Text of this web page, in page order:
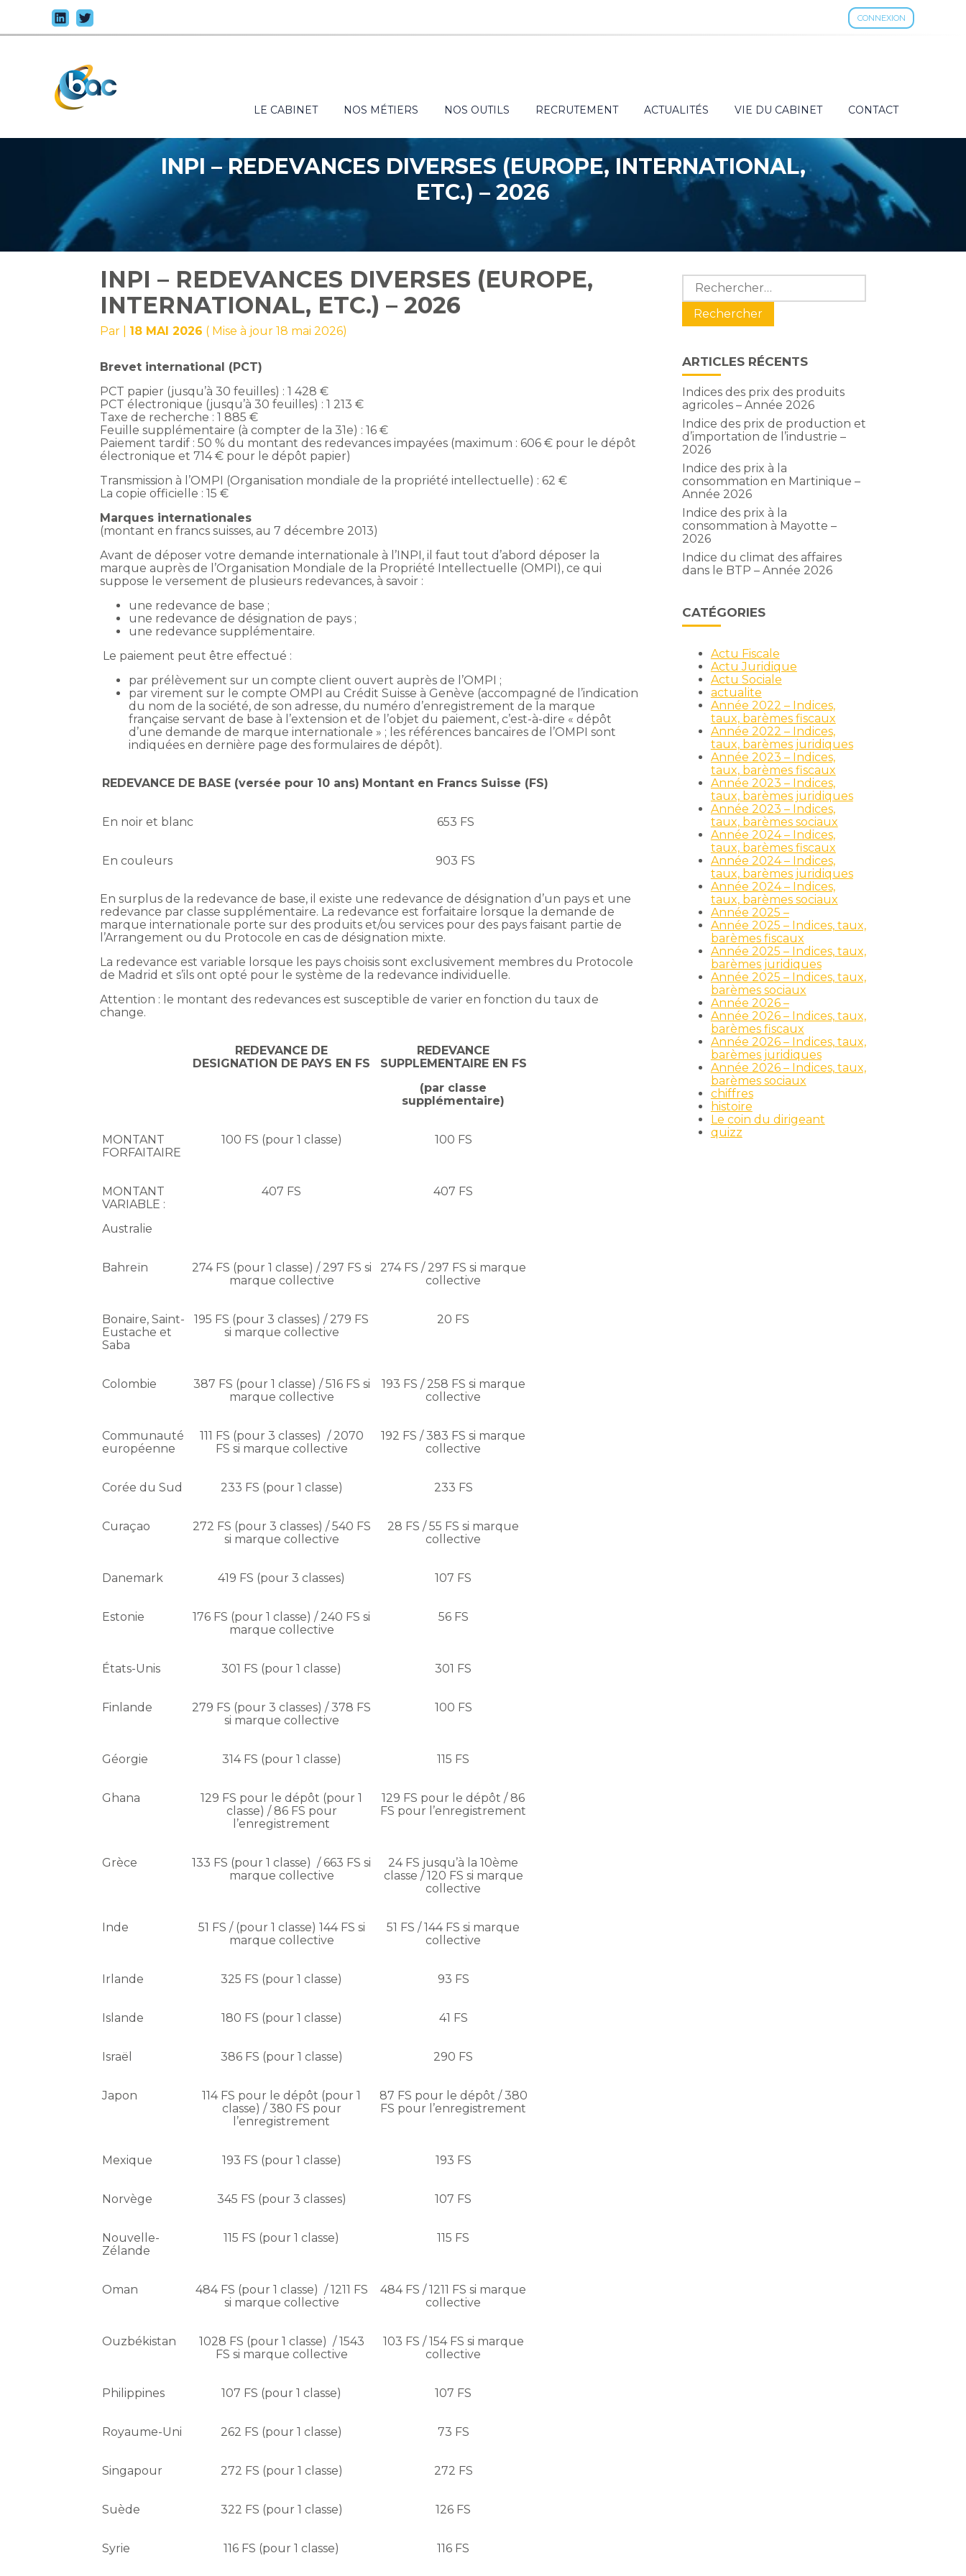
CONNEXION
au
Principal
LE CABINET NOS MÉTIERS NOS OUTILS RECRUTEMENT ACTUALITÉS VIE DU CABINET CONTACT
INPI – REDEVANCES DIVERSES (EUROPE, INTERNATIONAL,
ETC.) – 2026
INPI – REDEVANCES DIVERSES (EUROPE,
INTERNATIONAL, ETC.) – 2026
Par 18 MAI 2026 ( Mise à jour 18 mai 2026)
Brevet international (PCT)
PCT papier (jusqu’à 30 feuilles) : 1 428 €
PCT électronique (jusqu’à 30 feuilles) : 1 213 €
Taxe de recherche : 1 885 €
Feuille supplémentaire (à compter de la 31e) : 16 €
Paiement tardif : 50 % du montant des redevances impayées (maximum : 606 € pour le dépôt
électronique et 714 € pour le dépôt papier)
Transmission à l’OMPI (Organisation mondiale de la propriété intellectuelle) : 62 €
La copie officielle : 15 €
Marques internationales
(montant en francs suisses, au 7 décembre 2013)
Avant de déposer votre demande internationale à l’INPI, il faut tout d’abord déposer la
marque auprès de l’Organisation Mondiale de la Propriété Intellectuelle (OMPI), ce qui
suppose le versement de plusieurs redevances, à savoir :
une redevance de base ;
une redevance de désignation de pays ;
une redevance supplémentaire.
Le paiement peut être effectué :
par prélèvement sur un compte client ouvert auprès de l’OMPI ;
par virement sur le compte OMPI au Crédit Suisse à Genève (accompagné de l’indication
du nom de la société, de son adresse, du numéro d’enregistrement de la marque
française servant de base à l’extension et de l’objet du paiement, c’est-à-dire « dépôt
d’une demande de marque internationale » ; les références bancaires de l’OMPI sont
indiquées en dernière page des formulaires de dépôt).
REDEVANCE DE BASE (versée pour 10 ans) Montant en Francs Suisse (FS)
En noir et blanc 653 FS
En couleurs 903 FS
En surplus de la redevance de base, il existe une redevance de désignation d’un pays et une
redevance par classe supplémentaire. La redevance est forfaitaire lorsque la demande de
marque internationale porte sur des produits et/ou services pour des pays faisant partie de
l’Arrangement ou du Protocole en cas de désignation mixte.
La redevance est variable lorsque les pays choisis sont exclusivement membres du Protocole
de Madrid et s’ils ont opté pour le système de la redevance individuelle.
Attention : le montant des redevances est susceptible de varier en fonction du taux de
change.
REDEVANCE DE
DESIGNATION DE PAYS EN FS
REDEVANCE
SUPPLEMENTAIRE EN FS
(par classe
supplémentaire)
MONTANT
FORFAITAIRE
100 FS (pour 1 classe) 100 FS
MONTANT
VARIABLE :
Australie
407 FS 407 FS
Bahreïn
274 FS (pour 1 classe) / 297 FS si
marque collective
274 FS / 297 FS si marque
collective
Bonaire, Saint-
Eustache et
Saba
195 FS (pour 3 classes) / 279 FS
si marque collective
20 FS
Colombie
387 FS (pour 1 classe) / 516 FS si
marque collective
193 FS / 258 FS si marque
collective
Communauté
européenne
111 FS (pour 3 classes) / 2070
FS si marque collective
192 FS / 383 FS si marque
collective
Corée du Sud 233 FS (pour 1 classe) 233 FS
Curaçao
272 FS (pour 3 classes) / 540 FS
si marque collective
28 FS / 55 FS si marque
collective
Danemark 419 FS (pour 3 classes) 107 FS
Estonie
176 FS (pour 1 classe) / 240 FS si
marque collective
56 FS
États-Unis 301 FS (pour 1 classe) 301 FS
Finlande
279 FS (pour 3 classes) / 378 FS
si marque collective
100 FS
Géorgie 314 FS (pour 1 classe) 115 FS
Ghana
129 FS pour le dépôt (pour 1
classe) / 86 FS pour
l’enregistrement
129 FS pour le dépôt / 86
FS pour l’enregistrement
Grèce
133 FS (pour 1 classe) / 663 FS si
marque collective
24 FS jusqu’à la 10ème
classe / 120 FS si marque
collective
Inde
51 FS / (pour 1 classe) 144 FS si
marque collective
51 FS / 144 FS si marque
collective
Irlande 325 FS (pour 1 classe) 93 FS
Islande 180 FS (pour 1 classe) 41 FS
Israël 386 FS (pour 1 classe) 290 FS
Japon
114 FS pour le dépôt (pour 1
classe) / 380 FS pour
l’enregistrement
87 FS pour le dépôt / 380
FS pour l’enregistrement
Mexique 193 FS (pour 1 classe) 193 FS
Norvège 345 FS (pour 3 classes) 107 FS
Nouvelle-
Zélande
115 FS (pour 1 classe) 115 FS
Oman
484 FS (pour 1 classe) / 1211 FS
si marque collective
484 FS / 1211 FS si marque
collective
Ouzbékistan
1028 FS (pour 1 classe) / 1543
FS si marque collective
103 FS / 154 FS si marque
collective
Philippines 107 FS (pour 1 classe) 107 FS
Royaume-Uni 262 FS (pour 1 classe) 73 FS
Singapour 272 FS (pour 1 classe) 272 FS
Suède 322 FS (pour 1 classe) 126 FS
Syrie 116 FS (pour 1 classe) 116 FS
Blog
sidebar
Rechercher :
ARTICLES RÉCENTS
Indices des prix des produits
agricoles – Année 2026
Indice des prix de production et
d’importation de l’industrie –
2026
Indice des prix à la
consommation en Martinique –
Année 2026
Indice des prix à la
consommation à Mayotte –
2026
Indice du climat des affaires
dans le BTP – Année 2026
CATÉGORIES
Actu Fiscale
Actu Juridique
Actu Sociale
actualite
Année 2022 – Indices,
taux, barèmes fiscaux
Année 2022 – Indices,
taux, barèmes juridiques
Année 2023 – Indices,
taux, barèmes fiscaux
Année 2023 – Indices,
taux, barèmes juridiques
Année 2023 – Indices,
taux, barèmes sociaux
Année 2024 – Indices,
taux, barèmes fiscaux
Année 2024 – Indices,
taux, barèmes juridiques
Année 2024 – Indices,
taux, barèmes sociaux
Année 2025 –
Année 2025 – Indices, taux,
barèmes fiscaux
Année 2025 – Indices, taux,
barèmes juridiques
Année 2025 – Indices, taux,
barèmes sociaux
Année 2026 –
Année 2026 – Indices, taux,
barèmes fiscaux
Année 2026 – Indices, taux,
barèmes juridiques
Année 2026 – Indices, taux,
barèmes sociaux
chiffres
histoire
Le coin du dirigeant
quizz